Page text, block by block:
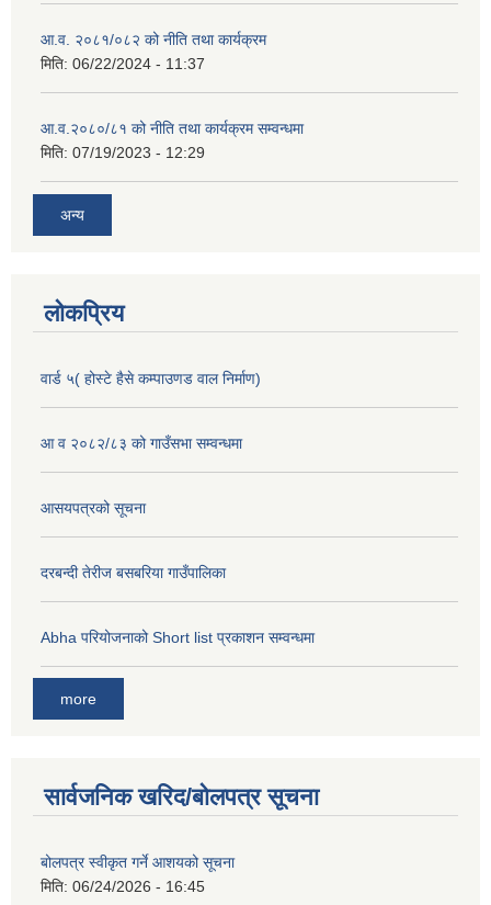
आ.व. २०८१/०८२ को नीति तथा कार्यक्रम
मिति: 06/22/2024 - 11:37
आ.व.२०८०/८१ को नीति तथा कार्यक्रम सम्वन्धमा
मिति: 07/19/2023 - 12:29
अन्य
लोकप्रिय
वार्ड ५( होस्टे हैसे कम्पाउणड वाल निर्माण)
आ व २०८२/८३ को गाउँसभा सम्वन्धमा
आसयपत्रको सूचना
दरबन्दी तेरीज बसबरिया गाउँपालिका
Abha परियोजनाको Short list प्रकाशन सम्वन्धमा
more
सार्वजनिक खरिद/बोलपत्र सूचना
बोलपत्र स्वीकृत गर्ने आशयको सूचना
मिति: 06/24/2026 - 16:45